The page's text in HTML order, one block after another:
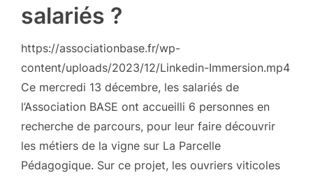
salariés ?
https://associationbase.fr/wp-
content/uploads/2023/12/Linkedin-Immersion.mp4
Ce mercredi 13 décembre, les salariés de
l’Association BASE ont accueilli 6 personnes en
recherche de parcours, pour leur faire découvrir
les métiers de la vigne sur La Parcelle
Pédagogique. Sur ce projet, les ouvriers viticoles